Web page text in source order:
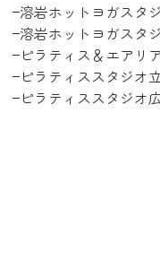
溶岩ホットヨガスタ
溶岩ホットヨガスタ
ピラティス＆エアリ
ピラティススタジオ
ピラティススタジオ